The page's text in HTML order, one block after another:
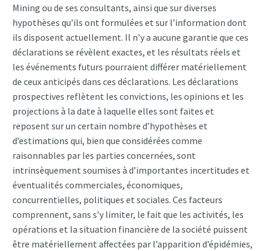
Mining ou de ses consultants, ainsi que sur diverses
hypothèses qu’ils ont formulées et sur l’information dont
ils disposent actuellement. Il n’y a aucune garantie que ces
déclarations se révèlent exactes, et les résultats réels et
les événements futurs pourraient différer matériellement
de ceux anticipés dans ces déclarations. Les déclarations
prospectives reflètent les convictions, les opinions et les
projections à la date à laquelle elles sont faites et
reposent sur un certain nombre d’hypothèses et
d’estimations qui, bien que considérées comme
raisonnables par les parties concernées, sont
intrinsèquement soumises à d’importantes incertitudes et
éventualités commerciales, économiques,
concurrentielles, politiques et sociales. Ces facteurs
comprennent, sans s’y limiter, le fait que les activités, les
opérations et la situation financière de la société puissent
être matériellement affectées par l’apparition d’épidémies,